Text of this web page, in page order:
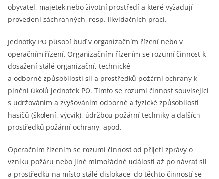
obyvatel, majetek nebo životní prostředí a které vyžadují
provedení záchranných, resp. likvidačních prací.
Jednotky PO působí buď v organizačním řízení nebo v
operačním řízení. Organizačním řízením se rozumí činnost k
dosažení stálé organizační, technické
a odborné způsobilosti sil a prostředků požární ochrany k
plnění úkolů jednotek PO. Tímto se rozumí činnost související
s udržováním a zvyšováním odborné a fyzické způsobilosti
hasičů (školení, výcvik), údržbou požární techniky a dalších
prostředků požární ochrany, apod.
Operačním řízením se rozumí činnost od přijetí zprávy o
vzniku požáru nebo jiné mimořádné události až po návrat sil
a prostředků na místo stálé dislokace. do těchto činností se